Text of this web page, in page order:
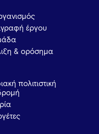
έργου
& ορόσημα
πολιτιστική